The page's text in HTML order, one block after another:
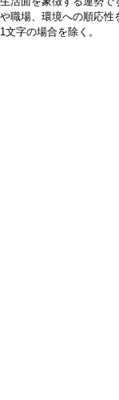
や職場、環境への順応性
1文字の場合を除く。